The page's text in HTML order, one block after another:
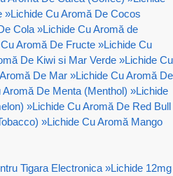
»Lichide Cu Aromă De Cocos
Cola »Lichide Cu Aromă de
Aromă De Fructe »Lichide Cu
De Kiwi si Mar Verde »Lichide Cu
De Mar »Lichide Cu Aromă De
Aromă De Menta (Menthol) »Lichide
»Lichide Cu Aromă De Red Bull
»Lichide Cu Aromă Mango
Tigara Electronica »Lichide 12mg